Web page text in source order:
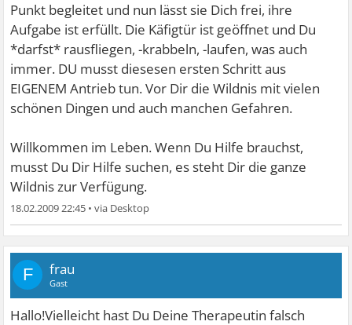
Punkt begleitet und nun lässt sie Dich frei, ihre
Aufgabe ist erfüllt. Die Käfigtür ist geöffnet und Du
*darfst* rausfliegen, -krabbeln, -laufen, was auch
immer. DU musst diesesen ersten Schritt aus
EIGENEM Antrieb tun. Vor Dir die Wildnis mit vielen
schönen Dingen und auch manchen Gefahren.
Willkommen im Leben. Wenn Du Hilfe brauchst,
musst Du Dir Hilfe suchen, es steht Dir die ganze
Wildnis zur Verfügung.
18.02.2009 22:45 •
F frau
Gast
Hallo!Vielleicht hast Du Deine Therapeutin falsch